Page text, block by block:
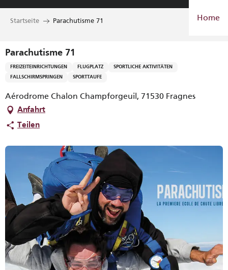
Aller
Home
Startseite Parachutisme 71
Parachutisme 71
FREIZEITEINRICHTUNGEN FLUGPLATZ SPORTLICHE AKTIVITÄTEN
FALLSCHIRMSPRINGEN SPORTTAUFE
Aérodrome Chalon Champforgeuil, 71530 Fragnes
Anfahrt
Teilen